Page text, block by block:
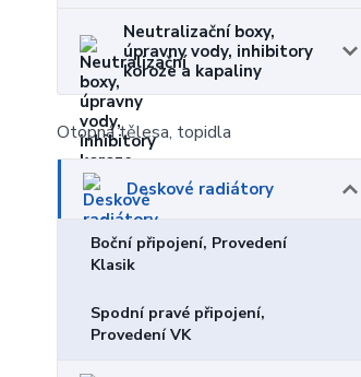
Neutralizační boxy,
úpravny vody, inhibitory
koroze a kapaliny
Otopná tělesa, topidla
Deskové radiátory
Boční připojení, Provedení
Klasik
Spodní pravé připojení,
Provedení VK